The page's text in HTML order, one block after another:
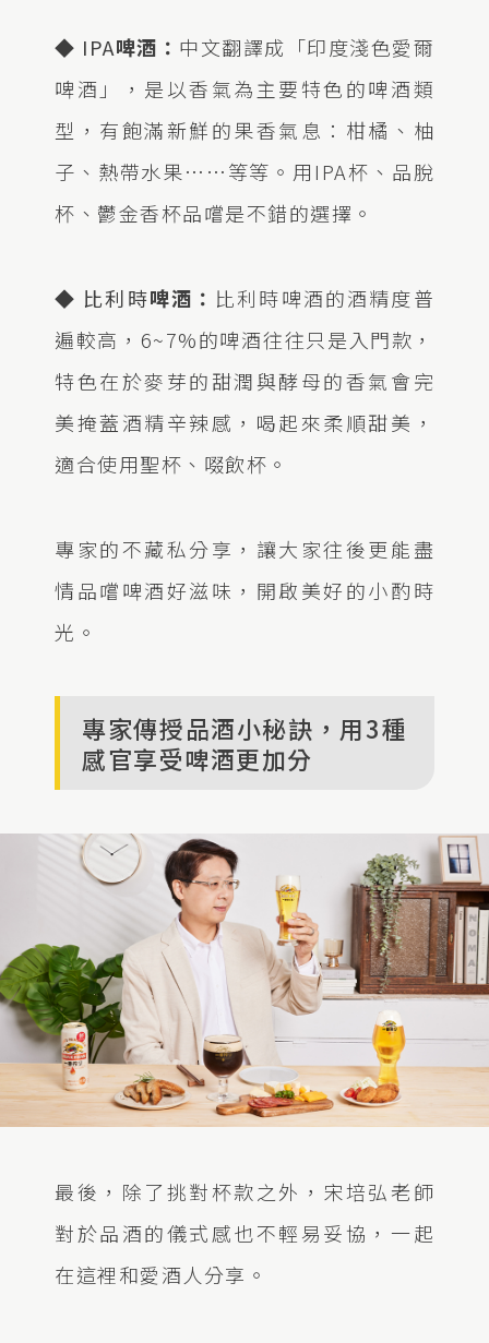
◆ IPA啤酒： 中文翻譯成「印度淺色愛爾
啤酒」，是以香氣為主要特色的啤酒類
型，有飽滿新鮮的果香氣息：柑橘、柚
子、熱帶水果……等等。用IPA杯、品脫
杯、鬱金香杯品嚐是不錯的選擇。
◆ 比利時啤酒： 比利時啤酒的酒精度普
遍較高，6~7%的啤酒往往只是入門款，
特色在於麥芽的甜潤與酵母的香氣會完
美掩蓋酒精辛辣感，喝起來柔順甜美，
適合使用聖杯、啜飲杯。
專家的不藏私分享，讓大家往後更能盡
情品嚐啤酒好滋味，開啟美好的小酌時
光。
專家傳授品酒小秘訣，用3種
感官享受啤酒更加分
最後，除了挑對杯款之外，宋培弘老師
對於品酒的儀式感也不輕易妥協，一起
在這裡和愛酒人分享。